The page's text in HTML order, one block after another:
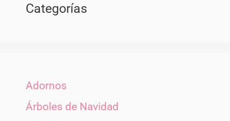
Categorías
Adornos
Árboles de Navidad